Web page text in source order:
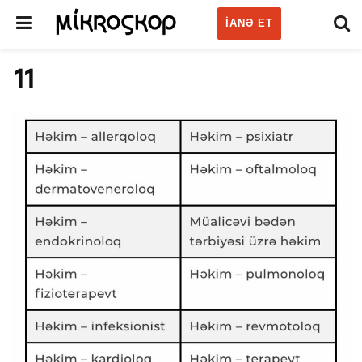
IANƏ ET
11